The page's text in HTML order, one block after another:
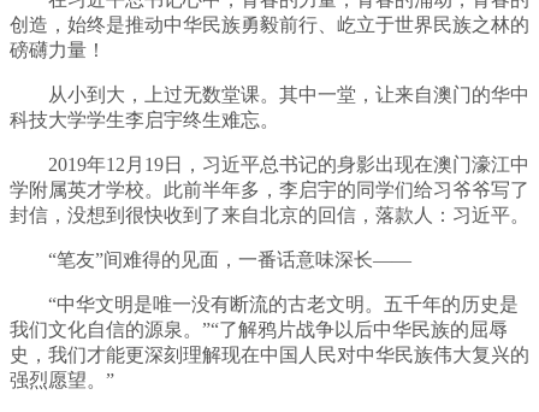
创造，始终是推动中华民族勇毅前行、屹立于世界民族之林的
磅礴力量！
从小到大，上过无数堂课。其中一堂，让来自澳门的华中
科技大学学生李启宇终生难忘。
2019年12月19日，习近平总书记的身影出现在澳门濠江中
学附属英才学校。此前半年多，李启宇的同学们给习爷爷写了
封信，没想到很快收到了来自北京的回信，落款人：习近平。
“笔友”间难得的见面，一番话意味深长——
“中华文明是唯一没有断流的古老文明。五千年的历史是
我们文化自信的源泉。”“了解鸦片战争以后中华民族的屈辱
史，我们才能更深刻理解现在中国人民对中华民族伟大复兴的
强烈愿望。”